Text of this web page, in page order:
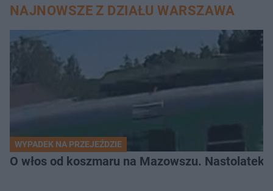
NAJNOWSZE Z DZIAŁU WARSZAWA
WYPADEK NA PRZEJEŹDZIE
O włos od koszmaru na Mazowszu. Nastolatek